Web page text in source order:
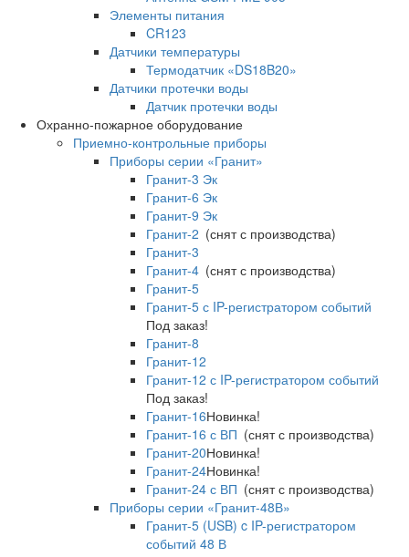
Элементы питания
CR123
Датчики температуры
Термодатчик «DS18B20»
Датчики протечки воды
Датчик протечки воды
Охранно-пожарное оборудование
Приемно-контрольные приборы
Приборы серии «Гранит»
Гранит-3 Эк
Гранит-6 Эк
Гранит-9 Эк
Гранит-2 (снят с производства)
Гранит-3
Гранит-4 (снят с производства)
Гранит-5
Гранит-5 с IP-регистратором событий
Под заказ!
Гранит-8
Гранит-12
Гранит-12 с IP-регистратором событий
Под заказ!
Гранит-16Новинка!
Гранит-16 с ВП (снят с производства)
Гранит-20Новинка!
Гранит-24Новинка!
Гранит-24 с ВП (снят с производства)
Приборы серии «Гранит-48В»
Гранит-5 (USB) c IP-регистратором
событий 48 В